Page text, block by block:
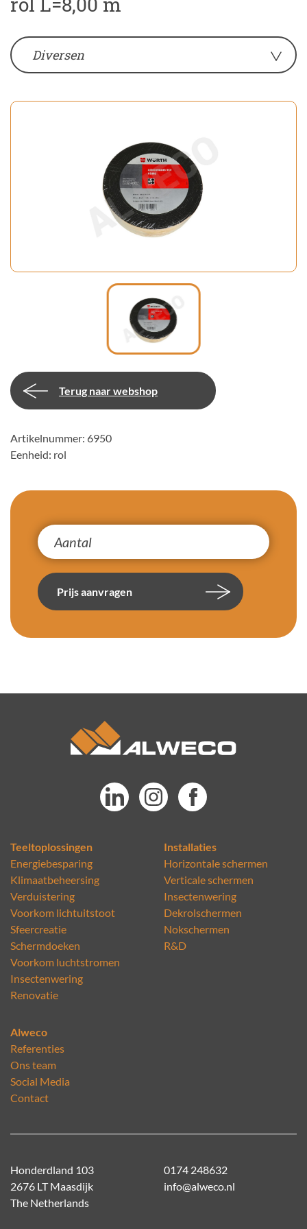
Diversen
Terug naar webshop
Artikelnummer: 6950
Eenheid: rol
Prijs aanvragen
Teeltoplossingen
Energiebesparing
Klimaatbeheersing
Verduistering
Voorkom lichtuitstoot
Sfeercreatie
Schermdoeken
Voorkom luchtstromen
Insectenwering
Renovatie
Installaties
Horizontale schermen
Verticale schermen
Insectenwering
Dekrolschermen
Nokschermen
R&D
Alweco
Referenties
Ons team
Social Media
Contact
Honderdland 103
2676 LT Maasdijk
The Netherlands
0174 248632
info@alweco.nl